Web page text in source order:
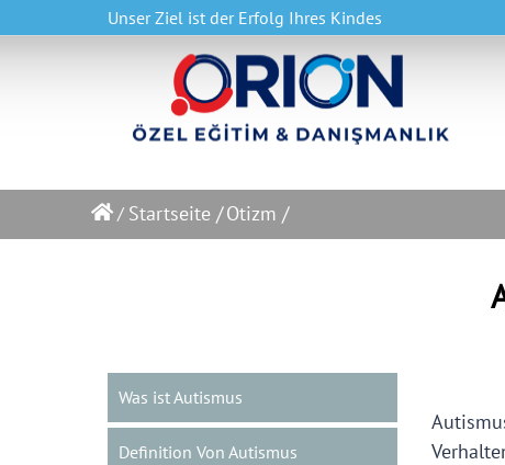
Unser Ziel ist der Erfolg Ihres Kindes
/ Startseite /Otizm /
Was ist Autismus
Definition Von Autismus